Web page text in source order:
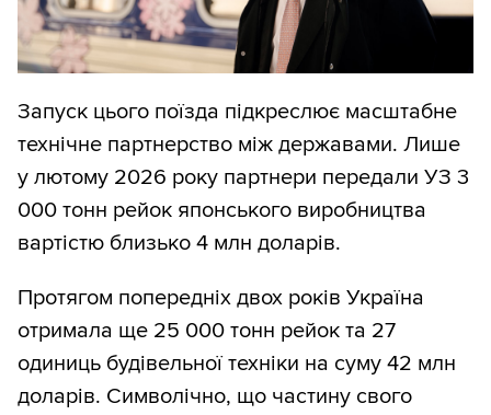
Запуск цього поїзда підкреслює масштабне
технічне партнерство між державами. Лише
у лютому 2026 року партнери передали УЗ 3
000 тонн рейок японського виробництва
вартістю близько 4 млн доларів.
Протягом попередніх двох років Україна
отримала ще 25 000 тонн рейок та 27
одиниць будівельної техніки на суму 42 млн
доларів. Символічно, що частину свого